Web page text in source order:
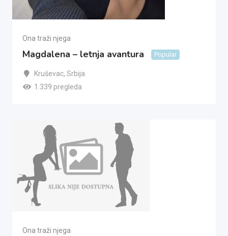
Ona traži njega
Magdalena – letnja avantura Popular
Kruševac, Srbija
1.339 pregleda
Ona traži njega